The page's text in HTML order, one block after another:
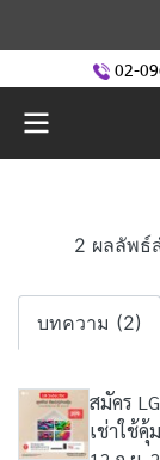
02-
2 ผลลัพธ์
บทความ (2)
สมัคร
เช่าใช้คุ้